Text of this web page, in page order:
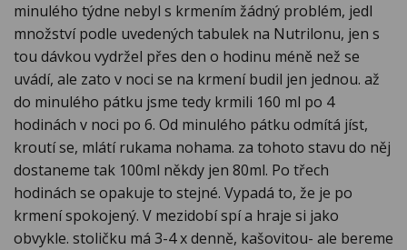
minulého týdne nebyl s krmením žádný problém, jedl
množství podle uvedených tabulek na Nutrilonu, jen s
tou dávkou vydržel přes den o hodinu méně než se
uvádí, ale zato v noci se na krmení budil jen jednou. až
do minulého pátku jsme tedy krmili 160 ml po 4
hodinách v noci po 6. Od minulého pátku odmítá jíst,
kroutí se, mlátí rukama nohama. za tohoto stavu do něj
dostaneme tak 100ml někdy jen 80ml. Po třech
hodinách se opakuje to stejné. Vypadá to, že je po
krmení spokojený. V mezidobí spí a hraje si jako
obvykle. stoličku má 3-4 x denně, kašovitou- ale bereme